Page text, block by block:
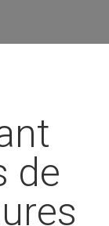
de